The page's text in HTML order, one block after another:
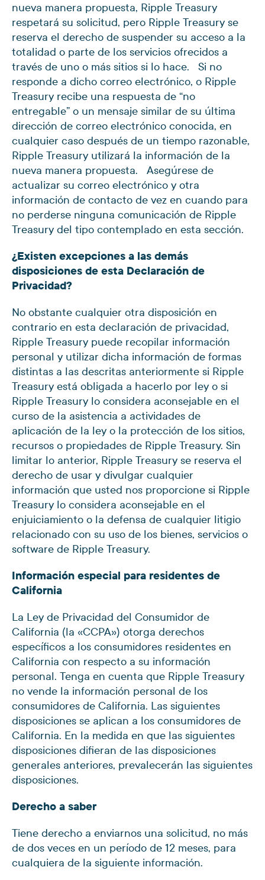
nueva manera propuesta, Ripple Treasury
respetará su solicitud, pero Ripple Treasury se
reserva el derecho de suspender su acceso a la
totalidad o parte de los servicios ofrecidos a
través de uno o más sitios si lo hace. Si no
responde a dicho correo electrónico, o Ripple
Treasury recibe una respuesta de “no
entregable” o un mensaje similar de su última
dirección de correo electrónico conocida, en
cualquier caso después de un tiempo razonable,
Ripple Treasury utilizará la información de la
nueva manera propuesta. Asegúrese de
actualizar su correo electrónico y otra
información de contacto de vez en cuando para
no perderse ninguna comunicación de Ripple
Treasury del tipo contemplado en esta sección.
¿Existen excepciones a las demás
disposiciones de esta Declaración de
Privacidad?
No obstante cualquier otra disposición en
contrario en esta declaración de privacidad,
Ripple Treasury puede recopilar información
personal y utilizar dicha información de formas
distintas a las descritas anteriormente si Ripple
Treasury está obligada a hacerlo por ley o si
Ripple Treasury lo considera aconsejable en el
curso de la asistencia a actividades de
aplicación de la ley o la protección de los sitios,
recursos o propiedades de Ripple Treasury. Sin
limitar lo anterior, Ripple Treasury se reserva el
derecho de usar y divulgar cualquier
información que usted nos proporcione si Ripple
Treasury lo considera aconsejable en el
enjuiciamiento o la defensa de cualquier litigio
relacionado con su uso de los bienes, servicios o
software de Ripple Treasury.
Información especial para residentes de
California
La Ley de Privacidad del Consumidor de
California (la «CCPA») otorga derechos
específicos a los consumidores residentes en
California con respecto a su información
personal. Tenga en cuenta que Ripple Treasury
no vende la información personal de los
consumidores de California. Las siguientes
disposiciones se aplican a los consumidores de
California. En la medida en que las siguientes
disposiciones difieran de las disposiciones
generales anteriores, prevalecerán las siguientes
disposiciones.
Derecho a saber
Tiene derecho a enviarnos una solicitud, no más
de dos veces en un período de 12 meses, para
cualquiera de la siguiente información.